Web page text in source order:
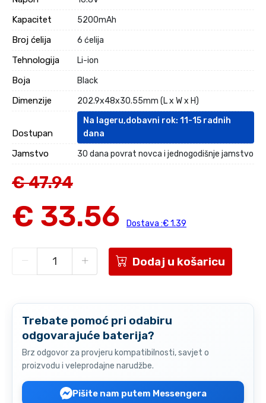
Kapacitet 5200mAh
Broj ćelija 6 ćelija
Tehnologija Li-ion
Boja Black
Dimenzije 202.9x48x30.55mm (L x W x H)
Dostupan
Na lageru,dobavni rok: 11-15 radnih
dana
Jamstvo 30 dana povrat novca i jednogodišnje jamstvo
€ 47.94
€ 33.56 Dostava :€ 1.39
Dodaj u košaricu
Trebate pomoć pri odabiru
odgovarajuće baterija?
Brz odgovor za provjeru kompatibilnosti, savjet o
proizvodu i veleprodajne narudžbe.
Pišite nam putem Messengera